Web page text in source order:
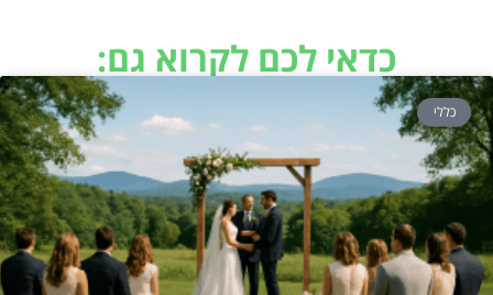
כדאי לכם לקרוא גם:
כללי